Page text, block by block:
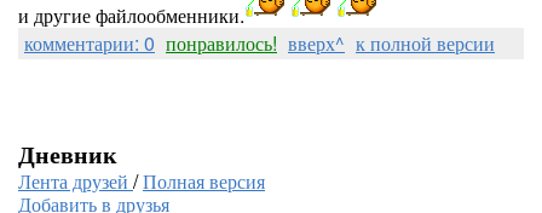
и другие файлообменники.
комментарии: 0 понравилось! вверх^ к полной версии
Дневник
Лента друзей /Полная версия
Добавить в друзья